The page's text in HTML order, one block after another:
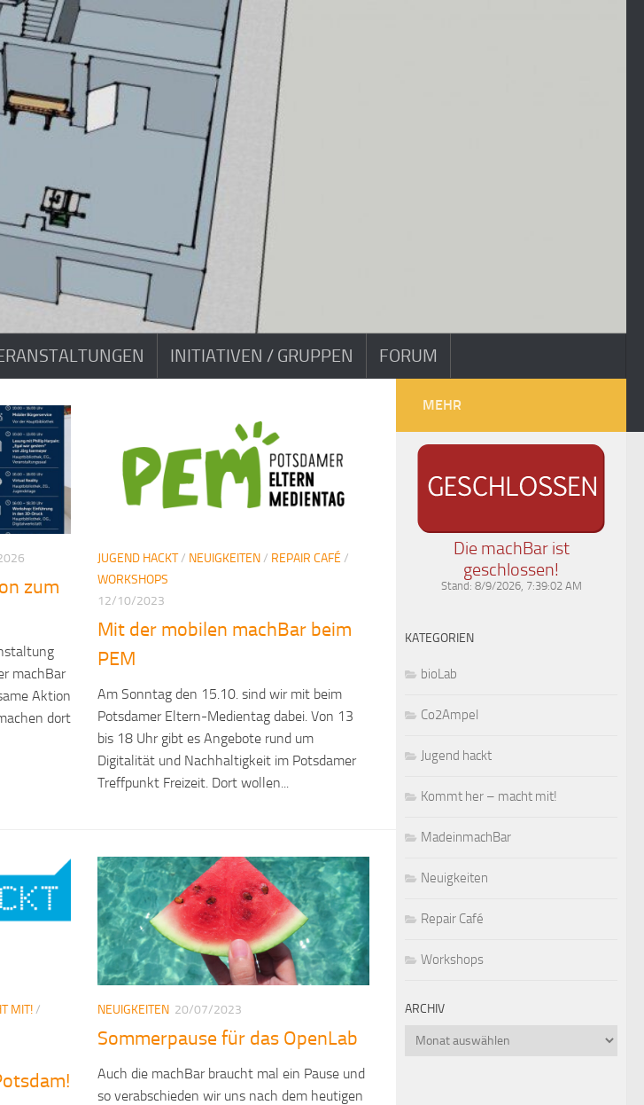
INITIATIVEN / GRUPPEN FORUM
zum
machBar
Aktion
dort
JUGEND HACKT/ NEUIGKEITEN/ REPAIR CAFÉ /
WORKSHOPS
12/10/2023
Mit der mobilen machBar beim
PEM
Am Sonntag den 15.10. sind wir mit beim
Potsdamer Eltern-Medientag dabei. Von 13
bis 18 Uhr gibt es Angebote rund um
Digitalität und Nachhaltigkeit im Potsdamer
Treffpunkt Freizeit. Dort wollen...
MIT!/
NEUIGKEITEN 20/07/2023
Sommerpause für das OpenLab
Auch die machBar braucht mal ein Pause und
so verabschieden wir uns nach dem heutigen
MEHR
Die machBar ist
geschlossen!
Stand: 8/9/2026, 7:39:02 AM
KATEGORIEN
bioLab
Co2Ampel
Jugend hackt
Kommt her – macht mit!
MadeinmachBar
Neuigkeiten
Repair Café
Workshops
ARCHIV
Archiv